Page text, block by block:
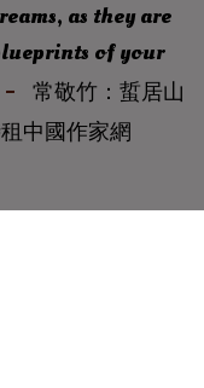
as they are
of your
常敬竹：蜇居山
中國作家網